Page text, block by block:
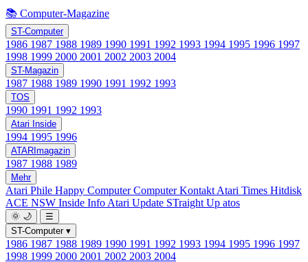
📚 Computer-Magazine
ST-Computer
1986 1987 1988 1989 1990 1991 1992 1993 1994 1995 1996 1997
1998 1999 2000 2001 2002 2003 2004
ST-Magazin
1987 1988 1989 1990 1991 1992 1993
TOS
1990 1991 1992 1993
Atari Inside
1994 1995 1996
ATARImagazin
1987 1988 1989
Mehr
Atari Phile Happy ComputerComputer Kontakt Atari Times Hitdisk
ACE NSW Inside Info Atari Update STraight Up atos
🌞 🌙
☰
ST-Computer ▾
1986 1987 1988 1989 1990 1991 1992 1993 1994 1995 1996 1997
1998 1999 2000 2001 2002 2003 2004